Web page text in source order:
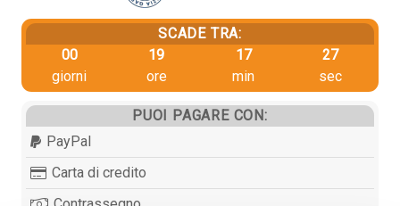
SCADE TRA:
00
giorni
19
ore
17
min
26
sec
PUOI PAGARE CON:
PayPal
Carta di credito